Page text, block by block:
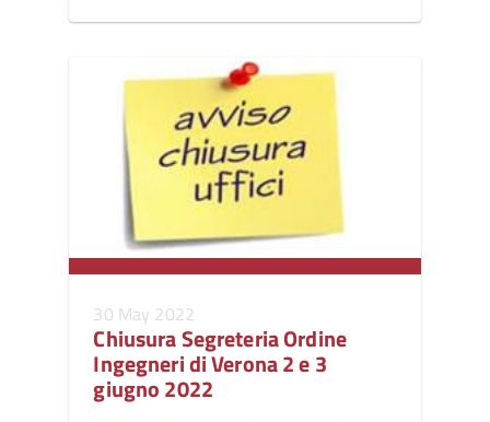
30 May 2022
Chiusura Segreteria Ordine
Ingegneri di Verona 2 e 3
giugno 2022